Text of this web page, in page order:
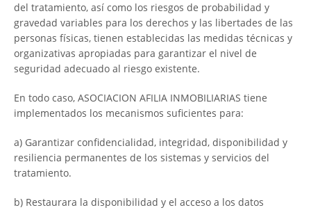
del tratamiento, así como los riesgos de probabilidad y
gravedad variables para los derechos y las libertades de las
personas físicas, tienen establecidas las medidas técnicas y
organizativas apropiadas para garantizar el nivel de
seguridad adecuado al riesgo existente.
En todo caso, ASOCIACION AFILIA INMOBILIARIAS tiene
implementados los mecanismos suficientes para:
a) Garantizar confidencialidad, integridad, disponibilidad y
resiliencia permanentes de los sistemas y servicios del
tratamiento.
b) Restaurara la disponibilidad y el acceso a los datos